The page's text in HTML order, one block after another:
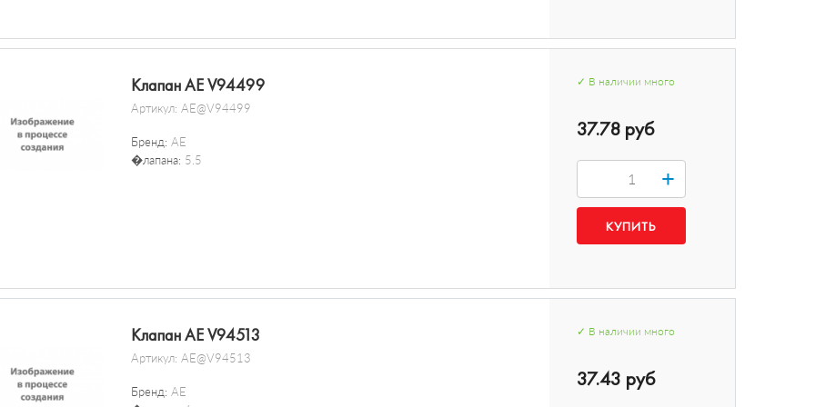
Клапан AE V94499
Артикул: AE@V94499
Бренд: AE
�лапана: 5.5
✓ В наличии много
37.78 руб
+
Клапан AE V94513
Артикул: AE@V94513
Бренд: AE
✓ В наличии много
37.43 руб